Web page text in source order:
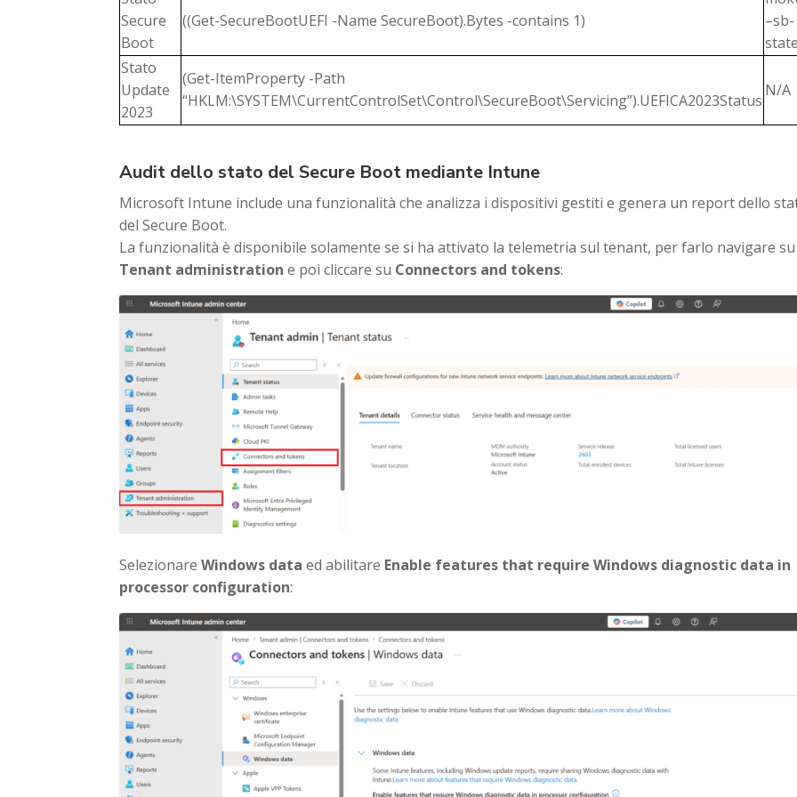
Secure
Boot
((Get-SecureBootUEFI -Name SecureBoot).Bytes -contains 1)
–sb-
Stato
Update
2023
(Get-ItemProperty -Path
“HKLM:\SYSTEM\CurrentControlSet\Control\SecureBoot\Servicing”).UEFICA2023Status
N/A
Audit dello stato del Secure Boot mediante Intune
Microsoft Intune include una funzionalità che analizza i dispositivi gestiti e genera un report dello
del Secure Boot.
La funzionalità è disponibile solamente se si ha attivato la telemetria sul tenant, per farlo navigare su
Tenant administration e poi cliccare su Connectors and tokens:
SelezionareWindows data ed abilitare Enable features that require Windows diagnostic data in
processor configuration: